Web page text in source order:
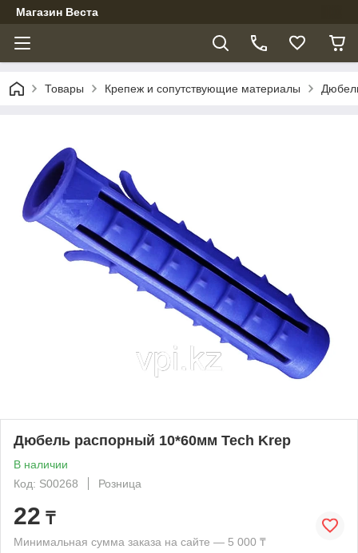
Магазин Веста
Товары Крепеж и сопутствующие материалы
Дюбель распорный 10*60мм Tech Krep
В наличии
Код: S00268
Розница
22 ₸
Минимальная сумма заказа на сайте — 5 000 ₸